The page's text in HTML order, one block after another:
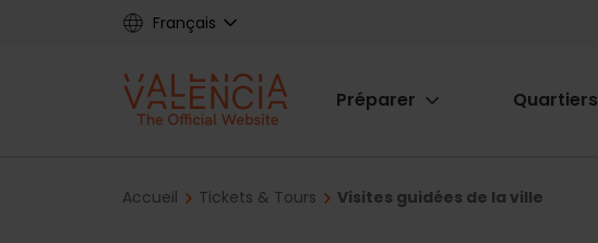
Français
Main
Préparer Quartiers
Breadcrumb
Accueil Tickets & Tours Visites guidées de la ville